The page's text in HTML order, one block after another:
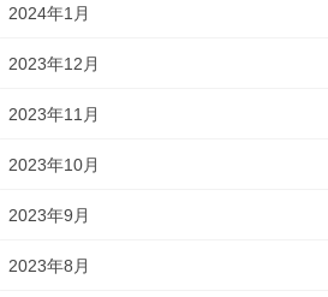
2024年1月
2023年12月
2023年11月
2023年10月
2023年9月
2023年8月